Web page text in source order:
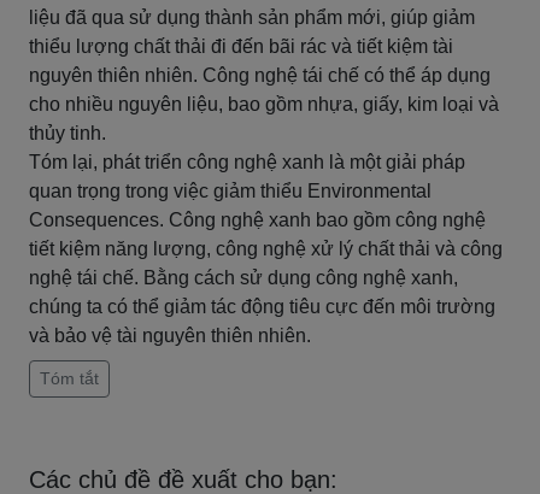
liệu đã qua sử dụng thành sản phẩm mới, giúp giảm
thiểu lượng chất thải đi đến bãi rác và tiết kiệm tài
nguyên thiên nhiên. Công nghệ tái chế có thể áp dụng
cho nhiều nguyên liệu, bao gồm nhựa, giấy, kim loại và
thủy tinh.
Tóm lại, phát triển công nghệ xanh là một giải pháp
quan trọng trong việc giảm thiểu Environmental
Consequences. Công nghệ xanh bao gồm công nghệ
tiết kiệm năng lượng, công nghệ xử lý chất thải và công
nghệ tái chế. Bằng cách sử dụng công nghệ xanh,
chúng ta có thể giảm tác động tiêu cực đến môi trường
và bảo vệ tài nguyên thiên nhiên.
Tóm tắt
Các chủ đề đề xuất cho bạn: